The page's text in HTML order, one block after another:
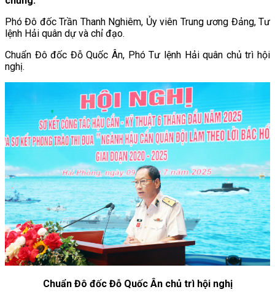
Phó Đô đốc Trần Thanh Nghiêm, Ủy viên Trung ương Đảng, Tư
lệnh Hải quân dự và chỉ đạo.
Chuẩn Đô đốc Đỗ Quốc Ân, Phó Tư lệnh Hải quân chủ trì hội
nghị.
Chuẩn Đô đốc Đỗ Quốc Ân chủ trì hội nghị